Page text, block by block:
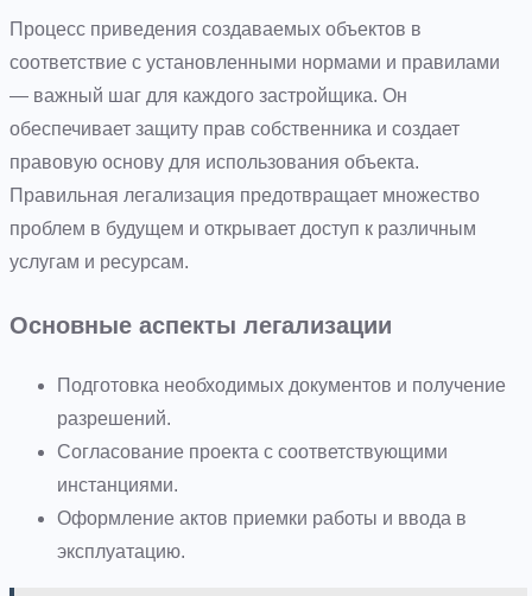
Процесс приведения создаваемых объектов в
соответствие с установленными нормами и правилами
— важный шаг для каждого застройщика. Он
обеспечивает защиту прав собственника и создает
правовую основу для использования объекта.
Правильная легализация предотвращает множество
проблем в будущем и открывает доступ к различным
услугам и ресурсам.
Основные аспекты легализации
Подготовка необходимых документов и получение
разрешений.
Согласование проекта с соответствующими
инстанциями.
Оформление актов приемки работы и ввода в
эксплуатацию.